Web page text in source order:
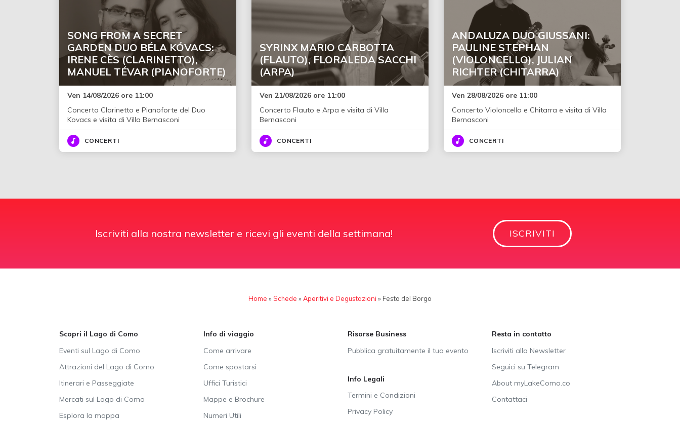
SONG FROM A SECRET
GARDEN DUO BÉLA KÓVACS:
IRENE CÈS (CLARINETTO),
MANUEL TÉVAR (PIANOFORTE)
Ven 14/08/2026 ore 11:00
Concerto Clarinetto e Pianoforte del Duo
Kovacs e visita di Villa Bernasconi
CONCERTI
SYRINX MARIO CARBOTTA
(FLAUTO), FLORALEDA SACCHI
(ARPA)
Ven 21/08/2026 ore 11:00
Concerto Flauto e Arpa e visita di Villa
Bernasconi
CONCERTI
ANDALUZA DUO GIUSSANI:
PAULINE STEPHAN
(VIOLONCELLO), JULIAN
RICHTER (CHITARRA)
Ven 28/08/2026 ore 11:00
Concerto Violoncello e Chitarra e visita di Villa
Bernasconi
CONCERTI
Iscriviti alla nostra newsletter e ricevi gli eventi della settimana! ISCRIVITI
Home »Schede »Aperitivi e Degustazioni » Festa del Borgo
Scopri il Lago di Como
Eventi sul Lago di Como
Attrazioni del Lago di Como
Itinerari e Passeggiate
Mercati sul Lago di Como
Esplora la mappa
Info di viaggio
Come arrivare
Come spostarsi
Uffici Turistici
Mappe e Brochure
Numeri Utili
Risorse Business
Pubblica gratuitamente il tuo evento
Info Legali
Termini e Condizioni
Privacy Policy
Resta in contatto
Iscriviti alla Newsletter
Seguici su Telegram
About myLakeComo.co
Contattaci